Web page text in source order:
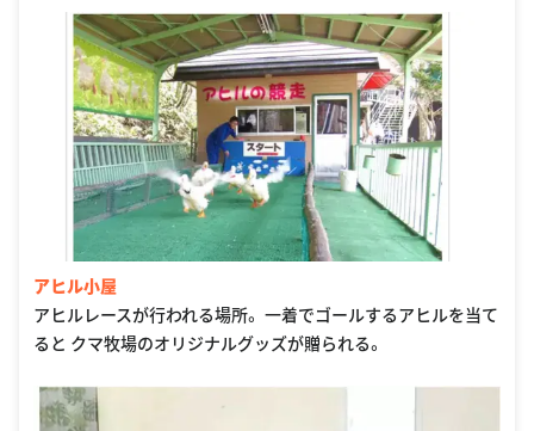
アヒル小屋
アヒルレースが行われる場所。 一着でゴールするアヒルを当て
ると クマ牧場のオリジナルグッズが贈られる。